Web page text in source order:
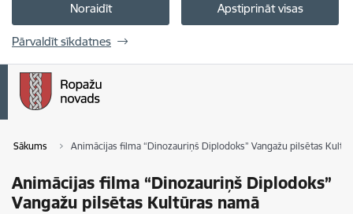
Noraidīt Apstiprināt visas
Pārvaldīt sīkdatnes
Sākums Animācijas filma “Dinozauriņš Diplodoks” Vangažu pilsētas
Animācijas filma “Dinozauriņš Diplodoks”
Vangažu pilsētas Kultūras namā